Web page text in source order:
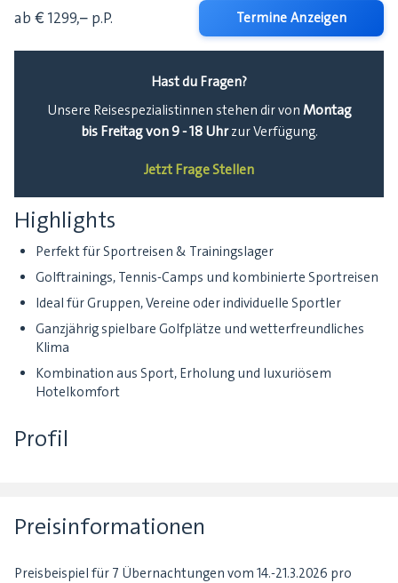
ab € 1299,– p.P. Termine Anzeigen
Hast du Fragen?
Unsere Reisespezialistinnen stehen dir von Montag
bis Freitag von 9 - 18 Uhrzur Verfügung.
Jetzt Frage Stellen
Highlights
Perfekt für Sportreisen & Trainingslager
Golftrainings, Tennis-Camps und kombinierte Sportreisen
Ideal für Gruppen, Vereine oder individuelle Sportler
Ganzjährig spielbare Golfplätze und wetterfreundliches
Klima
Kombination aus Sport, Erholung und luxuriösem
Hotelkomfort
Profil
Preisinformationen
Preisbeispiel für 7 Übernachtungen vom 14.-21.3.2026 pro